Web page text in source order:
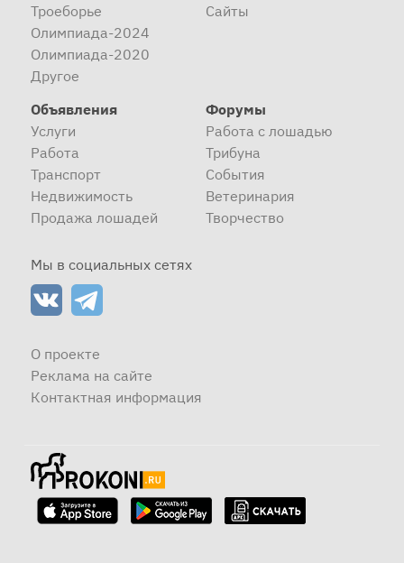
Троеборье
Олимпиада-2024
Олимпиада-2020
Другое
Сайты
Объявления
Услуги
Работа
Транспорт
Недвижимость
Продажа лошадей
Форумы
Работа с лошадью
Трибуна
События
Ветеринария
Творчество
Мы в социальных сетях
О проекте
Реклама на сайте
Контактная информация